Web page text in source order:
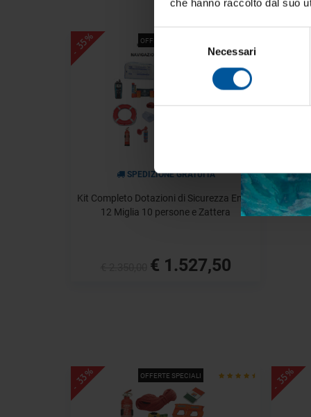
Selezione
del
Necessari
OFFERTE SPECIALI
- 35%
SPEDIZIONE GRATUITA
Kit Completo Dotazioni di Sicurezza Entro
12 Miglia 10 persone e Zattera
€ 1.527,50
OFFERTE SPECIALI
- 33% - 35%